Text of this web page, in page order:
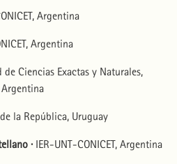
Argentina
Argentina
de Ciencias Exactas y Naturales,
la República, Uruguay
· IER-UNT-CONICET, Argentina